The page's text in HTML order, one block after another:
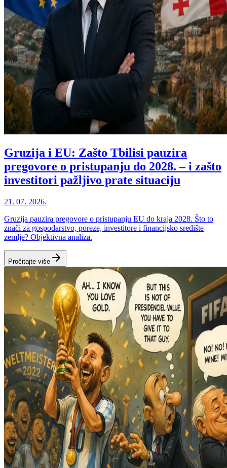
Gruzija i EU: Zašto Tbilisi pauzira
pregovore o pristupanju do 2028. – i zašto
investitori pažljivo prate situaciju
21. 07. 2026.
Gruzija pauzira pregovore o pristupanju EU do kraja 2028. Što to
znači za gospodarstvo, poreze, investitore i financijsko središte
zemlje? Objektivna analiza.
Pročitajte više